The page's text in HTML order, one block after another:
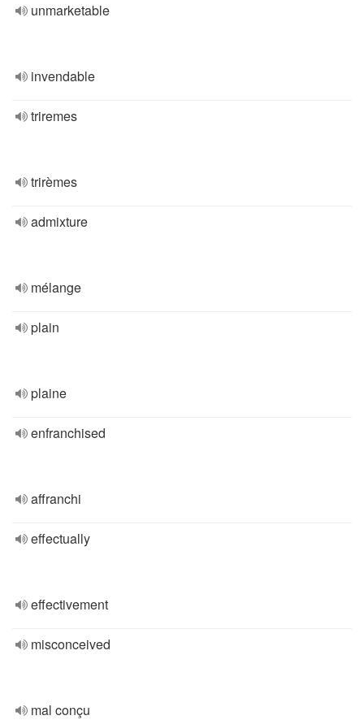
unmarketable
invendable
triremes
trirèmes
admixture
mélange
plain
plaine
enfranchised
affranchi
effectually
effectivement
misconceived
mal conçu